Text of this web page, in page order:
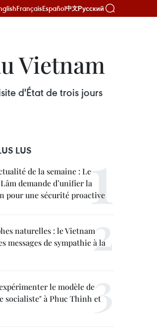
FrançaisEspañol中文Русский
Vietnam
d'État de trois jours
LUS
de la semaine : Le
demande d’unifier la
pour une sécurité proactive
naturelles : le Vietnam
messages de sympathie à la
le modèle de
socialiste" à Phuc Thinh et